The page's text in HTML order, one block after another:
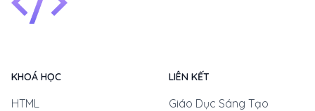
KHOÁ HỌC
HTML
LIÊN KẾT
Giáo Dục Sáng Tạo